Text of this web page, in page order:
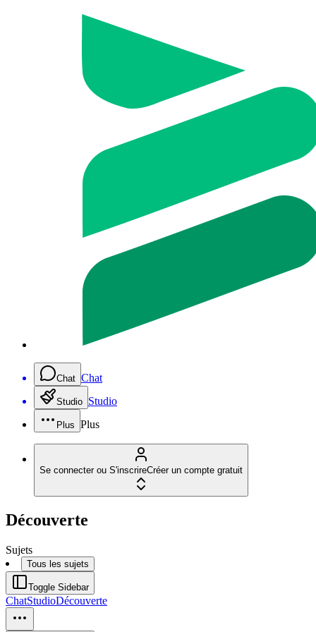
Chat Chat
Studio Studio
Plus Plus
Se connecter ou S'inscrireCréer un compte gratuit
Découverte
Sujets
Tous les sujets
Toggle Sidebar
ChatStudioDécouverte